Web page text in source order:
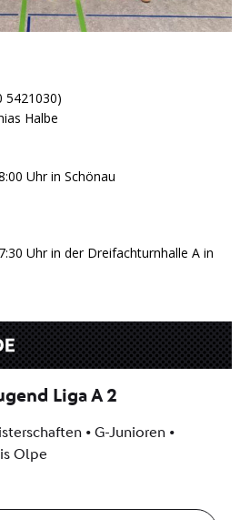
5421030)
Halbe
Uhr in Schönau
Uhr in der Dreifachturnhalle A in